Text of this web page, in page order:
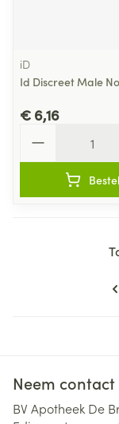
iD
Id Discreet Male
€ 6,16
Bestel
Neem
BV Apotheek De